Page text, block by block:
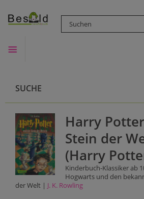
SUCHE
Harry
Stein der
(Harry
Kinderbuch-Klassiker ab
Hogwarts und den
der Welt | J. K. Rowling